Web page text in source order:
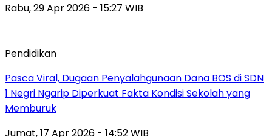
Rabu, 29 Apr 2026 - 15:27 WIB
Pendidikan
Pasca Viral, Dugaan Penyalahgunaan Dana BOS di SDN
1 Negri Ngarip Diperkuat Fakta Kondisi Sekolah yang
Memburuk
Jumat, 17 Apr 2026 - 14:52 WIB